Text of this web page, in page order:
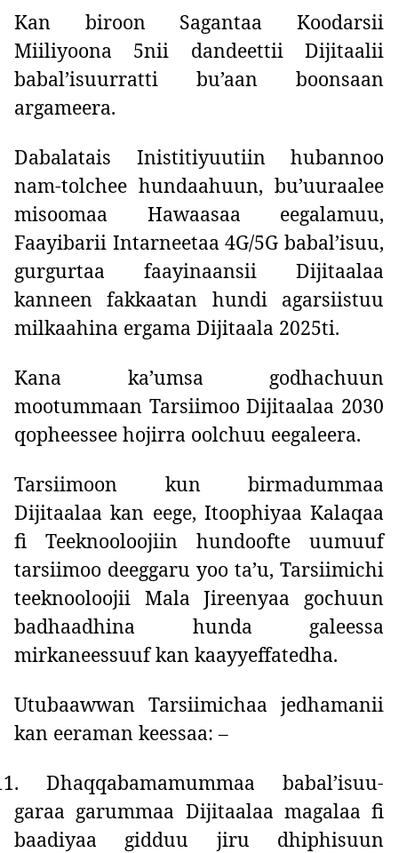
Kan biroon Sagantaa Koodarsii
Miiliyoona 5nii dandeettii Dijitaalii
babal’isuurratti bu’aan boonsaan
argameera.
Dabalatais Inistitiyuutiin hubannoo
nam-tolchee hundaahuun, bu’uuraalee
misoomaa Hawaasaa eegalamuu,
Faayibarii Intarneetaa 4G/5G babal’isuu,
gurgurtaa faayinaansii Dijitaalaa
kanneen fakkaatan hundi agarsiistuu
milkaahina ergama Dijitaala 2025ti.
Kana ka’umsa godhachuun
mootummaan Tarsiimoo Dijitaalaa 2030
qopheessee hojirra oolchuu eegaleera.
Tarsiimoon kun birmadummaa
Dijitaalaa kan eege, Itoophiyaa Kalaqaa
fi Teeknooloojiin hundoofte uumuuf
tarsiimoo deeggaru yoo ta’u, Tarsiimichi
teeknooloojii Mala Jireenyaa gochuun
badhaadhina hunda galeessa
mirkaneessuuf kan kaayyeffatedha.
Utubaawwan Tarsiimichaa jedhamanii
kan eeraman keessaa: –
Dhaqqabamamummaa babal’isuu-
garaa garummaa Dijitaalaa magalaa fi
baadiyaa gidduu jiru dhiphisuun